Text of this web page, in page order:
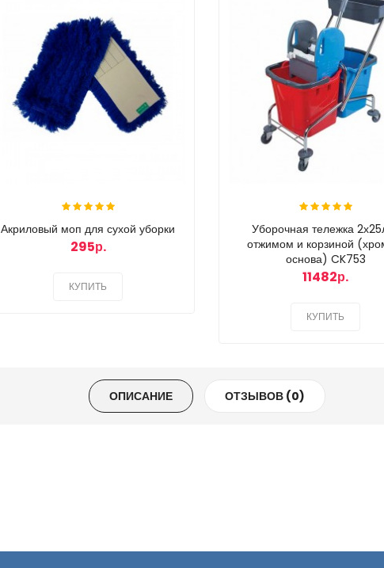
Акриловый моп для сухой уборки
295р.
КУПИТЬ
Уборочная тележка
отжимом и корзиной
основа) CK753
11482р.
КУПИТЬ
ОПИСАНИЕ ОТЗЫВОВ (0)